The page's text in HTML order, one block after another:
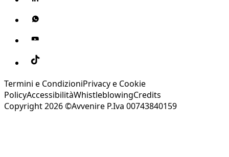
Termini e CondizioniPrivacy e Cookie
PolicyAccessibilitàWhistleblowingCredits
Copyright 2026 ©Avvenire P.Iva 00743840159